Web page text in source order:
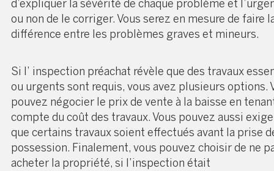
d’expliquer la sévérité de chaque problème et
ou non de le corriger. Vous serez en mesure de faire
différence entre les problèmes graves et mineurs.
Si l’ inspection préachat révèle que des travaux
ou urgents sont requis, vous avez plusieurs options.
pouvez négocier le prix de vente à la baisse en
compte du coût des travaux. Vous pouvez aussi
que certains travaux soient effectués avant la prise
possession. Finalement, vous pouvez choisir de ne
acheter la propriété, si l’inspection était